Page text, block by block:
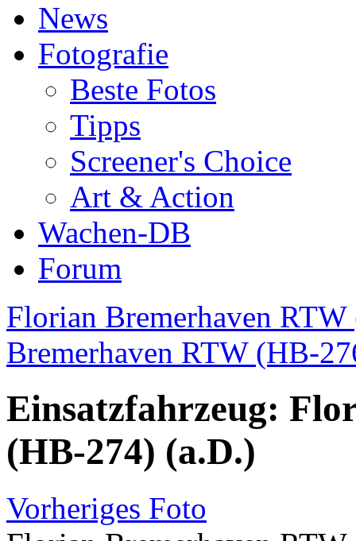
News
Fotografie
Beste Fotos
Tipps
Screener's Choice
Art & Action
Wachen-DB
Forum
Florian Bremerhaven
Bremerhaven RTW (HB-
Einsatzfahrzeug:
(HB-274) (a.D.)
Vorheriges Foto